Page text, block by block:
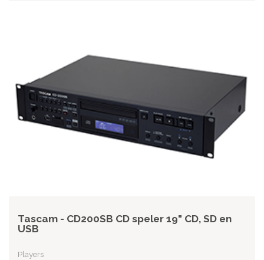
Tascam - CD200SB CD speler 19" CD, SD en
USB
Players